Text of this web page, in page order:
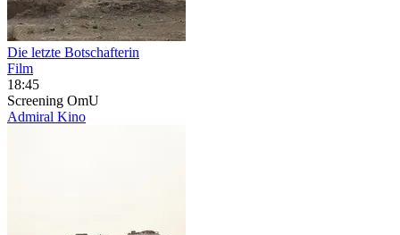
Die letzte Botschafterin
Film
18:45
Screening OmU
Admiral Kino